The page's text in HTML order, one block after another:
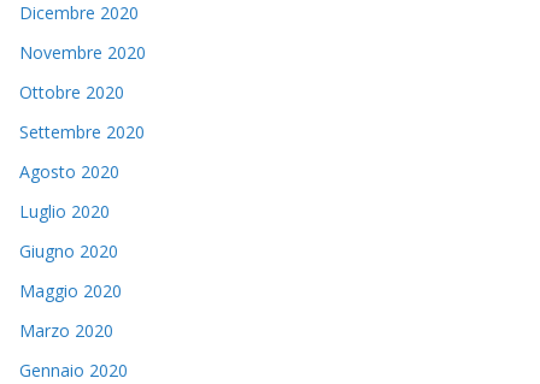
Dicembre 2020
Novembre 2020
Ottobre 2020
Settembre 2020
Agosto 2020
Luglio 2020
Giugno 2020
Maggio 2020
Marzo 2020
Gennaio 2020